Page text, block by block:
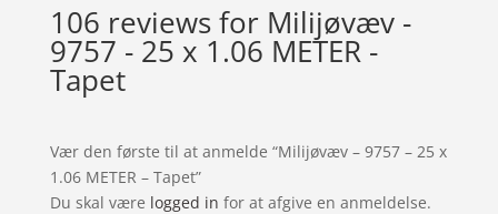
106 reviews for Milijøvæv -
9757 - 25 x 1.06 METER -
Tapet
Vær den første til at anmelde “Milijøvæv – 9757 – 25 x
1.06 METER – Tapet”
Du skal være logged in for at afgive en anmeldelse.